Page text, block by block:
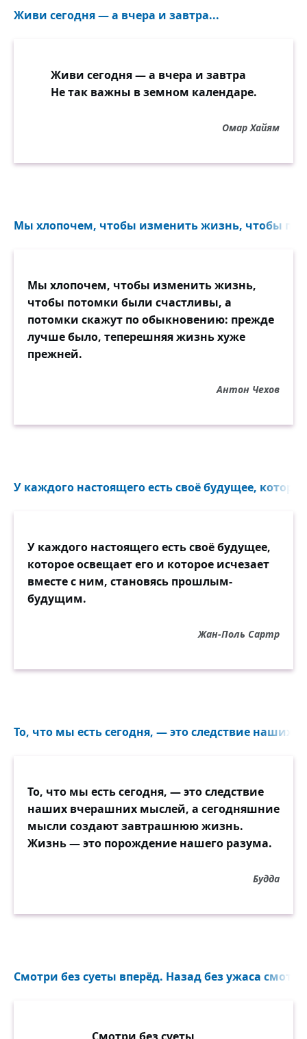
Живи сегодня — а вчера и завтра...
Живи сегодня — а вчера и завтра
Не так важны в земном календаре.
Омар Хайям
Мы хлопочем, чтобы изменить жизнь, чтобы
Мы хлопочем, чтобы изменить жизнь,
чтобы потомки были счастливы, а
потомки скажут по обыкновению: прежде
лучше было, теперешняя жизнь хуже
прежней.
Антон Чехов
У каждого настоящего есть своё будущее,
У каждого настоящего есть своё будущее,
которое освещает его и которое исчезает
вместе с ним, становясь прошлым-
будущим.
Жан-Поль Сартр
То, что мы есть сегодня, — это следствие наших
То, что мы есть сегодня, — это следствие
наших вчерашних мыслей, а сегодняшние
мысли создают завтрашнюю жизнь.
Жизнь — это порождение нашего разума.
Будда
Смотри без суеты вперёд. Назад без ужаса